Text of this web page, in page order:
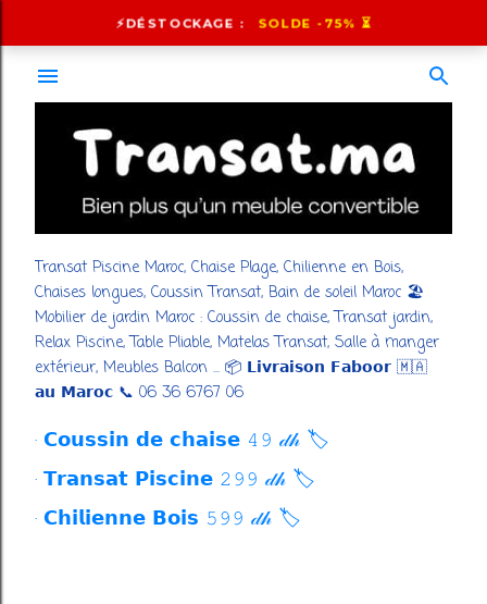
Accéder au contenu principal
⚡️DÉSTOCKAGE : SOLDE -75% ⏳
Transat Piscine Maroc, Chaise Plage, Chilienne en Bois,
Chaises longues, Coussin Transat, Bain de soleil Maroc 🏖️
Mobilier de jardin Maroc : Coussin de chaise, Transat jardin,
Relax Piscine, Table Pliable, Matelas Transat, Salle à manger
extérieur, Meubles Balcon ... 📦 𝗟𝗶𝘃𝗿𝗮𝗶𝘀𝗼𝗻 𝗙𝗮𝗯𝗼𝗼𝗿 🇲🇦
𝗮𝘂 𝗠𝗮𝗿𝗼𝗰 📞 06 36 6767 06
𝗖𝗼𝘂𝘀𝘀𝗶𝗻 𝗱𝗲 𝗰𝗵𝗮𝗶𝘀𝗲 𝟺𝟿 𝒹𝒽 🏷️
𝗧𝗿𝗮𝗻𝘀𝗮𝘁 𝗣𝗶𝘀𝗰𝗶𝗻𝗲 𝟸𝟿𝟿 𝒹𝒽 🏷️
𝗖𝗵𝗶𝗹𝗶𝗲𝗻𝗻𝗲 𝗕𝗼𝗶𝘀 𝟻𝟿𝟿 𝒹𝒽 🏷️